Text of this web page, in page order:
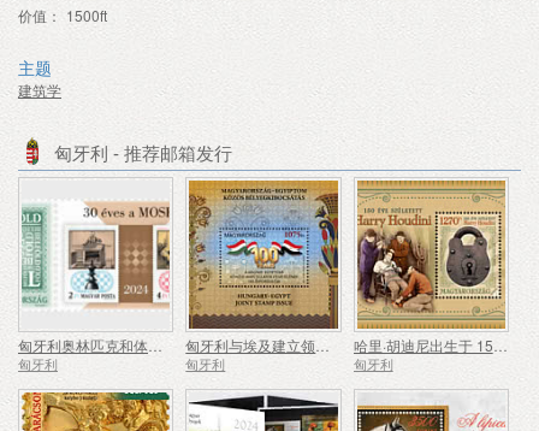
价值： 1500ft
主题
建筑学
匈牙利 - 推荐邮箱发行
匈牙利奥林匹克和体育集邮协会成立 30 周年
匈牙利
匈牙利与埃及建立领事关系100周年
匈牙利
哈里·胡迪尼出生于 150 年前
匈牙利